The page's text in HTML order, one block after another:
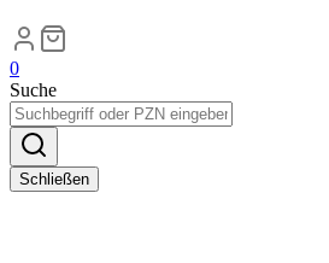
0
Suche
Schließen